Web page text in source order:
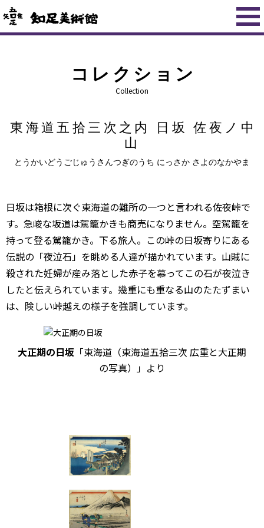
コレクション
Collection
東海道五拾三次之内 日坂 佐夜ノ中
山
とうかいどうごじゅうさんつぎのうち にっさか さよのなかやま
大正期の日坂 「東海道（東海道五拾三次 広重と大正期
の写真）」より
日坂は箱根に次ぐ東海道の難所の一つと言われる佐夜峠で
す。急峻な坂道は駕籠かきも商売になりません。空駕籠を
持って登る駕籠かき。下る旅人。この峠の日坂寄りにある
伝説の「夜泣石」を眺める人達が描かれています。山賊に
殺された妊婦が産み落とした赤子を慕ってこの石が夜泣き
したと伝えられています。幾重にも重なる山のたたずまい
は、険しい峠越えの様子を強調しています。